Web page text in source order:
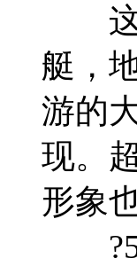
这
艇，
游的
现。
形象
?5.